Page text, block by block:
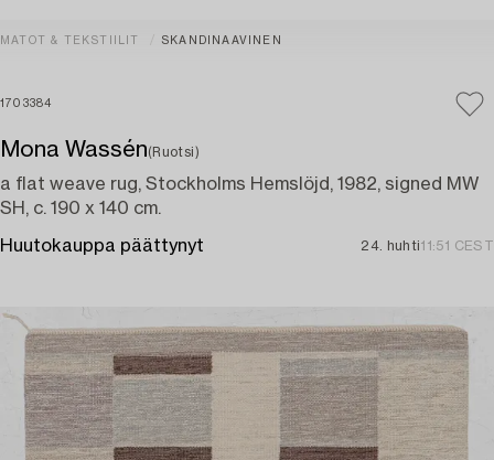
MATOT & TEKSTIILIT SKANDINAAVINEN
1703384
Mona Wassén(Ruotsi)
a flat weave rug, Stockholms Hemslöjd, 1982, signed MW
SH, c. 190 x 140 cm.
Huutokauppa päättynyt 24. huhti11:51 CEST